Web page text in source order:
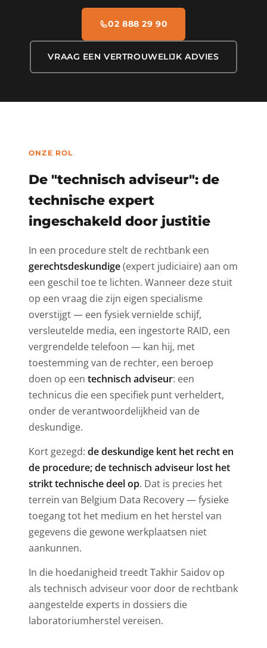
02 888 29 90
VRAAG EEN VERTROUWELIJK ADVIES
ONZE ROL
De "technisch adviseur": de
technische expert
ingeschakeld door justitie
In een procedure stelt de rechtbank een
gerechtsdeskundige(expert judiciaire) aan om
een geschil toe te lichten. Wanneer deze stuit
op een vraag die zijn eigen specialisme
overstijgt — een fysiek vernielde schijf,
versleutelde media, een ingestorte RAID, een
vergrendelde telefoon — kan hij, met
toestemming van de rechter, een beroep
doen op een technisch adviseur: een
technicus die een specifiek punt verheldert,
onder de verantwoordelijkheid van de
deskundige.
Kort gezegd: de deskundige kent het recht en
de procedure; de technisch adviseur lost het
strikt technische deel op. Dat is precies het
terrein van Belgium Data Recovery — fysieke
toegang tot het medium en het herstel van
gegevens die gewone werkplaatsen niet
aankunnen.
In die hoedanigheid treedt Takhir Saidov op
als technisch adviseur voor door de rechtbank
aangestelde experts in dossiers die
laboratoriumherstel vereisen.